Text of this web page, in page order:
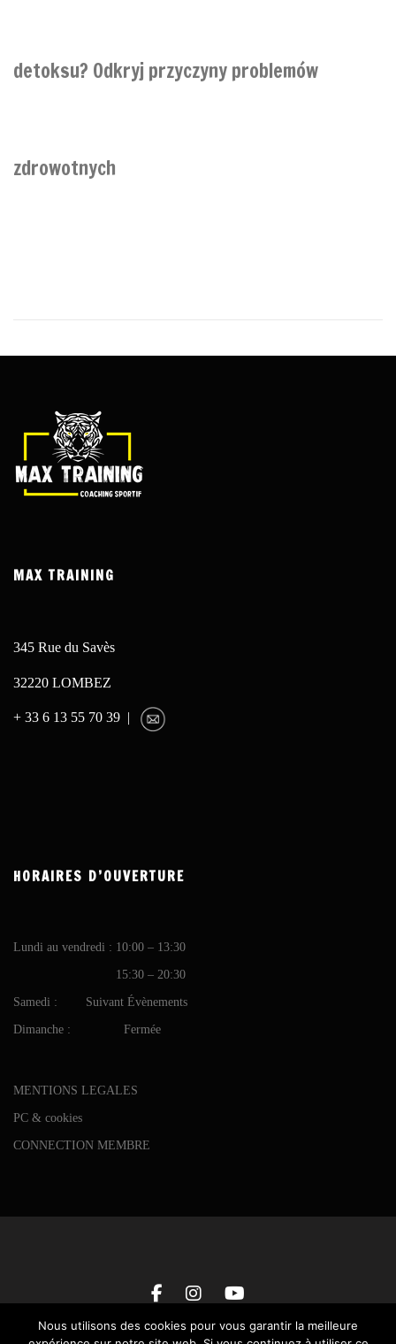
detoksu? Odkryj przyczyny problemów
zdrowotnych
MAX TRAINING
345 Rue du Savès
32220 LOMBEZ
+ 33 6 13 55 70 39 |
HORAIRES D’OUVERTURE
Lundi au vendredi : 10:00 – 13:30
15:30 – 20:30
Samedi : Suivant Évènements
Dimanche : Fermée
MENTIONS LEGALES
PC & cookies
CONNECTION MEMBRE
Nous utilisons des cookies pour vous garantir la meilleure